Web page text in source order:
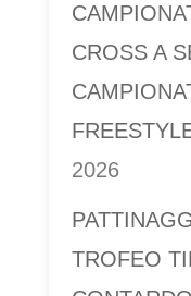
CROSS A
2026
TROFEO